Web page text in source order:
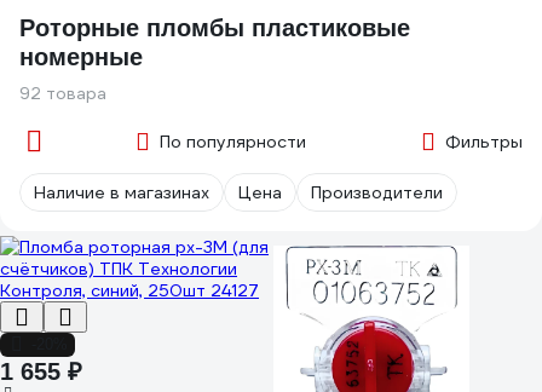
Роторные пломбы пластиковые
номерные
92 товара
По популярности Фильтры
Наличие в магазинах Цена Производители
1 655 ₽